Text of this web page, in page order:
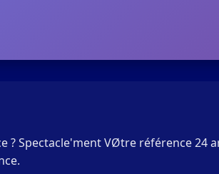
? Spectacle'ment VØtre référence 24